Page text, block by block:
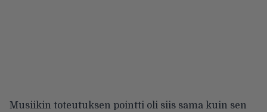
Musiikin toteutuksen pointti oli siis sama kuin sen